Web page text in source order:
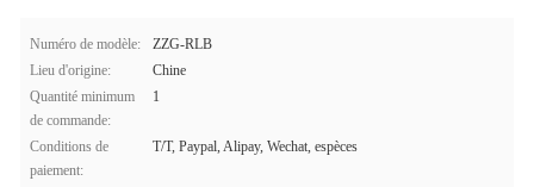
Numéro de modèle:
ZZG-RLB
Lieu d'origine:
Chine
Quantité minimum
de commande:
1
Conditions de
paiement:
T/T, Paypal, Alipay, Wechat, espèces